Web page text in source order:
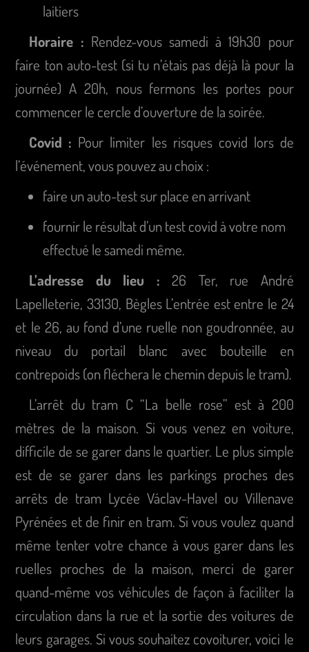
laitiers
Horaire : Rendez-vous samedi à 19h30 pour
faire ton auto-test (si tu n’étais pas déjà là pour la
journée) A 20h, nous fermons les portes pour
commencer le cercle d’ouverture de la soirée.
Covid : Pour limiter les risques covid lors de
l’événement, vous pouvez au choix :
faire un auto-test sur place en arrivant
fournir le résultat d’un test covid à votre nom
effectué le samedi même.
L’adresse du lieu : 26 Ter, rue André
Lapelleterie, 33130, Bègles L’entrée est entre le 24
et le 26, au fond d’une ruelle non goudronnée, au
niveau du portail blanc avec bouteille en
contrepoids (on fléchera le chemin depuis le tram).
L’arrêt du tram C “La belle rose” est à 200
mètres de la maison. Si vous venez en voiture,
difficile de se garer dans le quartier. Le plus simple
est de se garer dans les parkings proches des
arrêts de tram Lycée Václav-Havel ou Villenave
Pyrénées et de finir en tram. Si vous voulez quand
même tenter votre chance à vous garer dans les
ruelles proches de la maison, merci de garer
quand-même vos véhicules de façon à faciliter la
circulation dans la rue et la sortie des voitures de
leurs garages. Si vous souhaitez covoiturer, voici le